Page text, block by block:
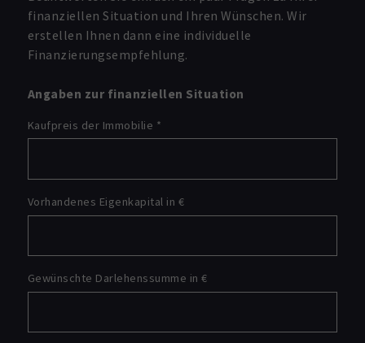
finanziellen Situation und Ihren Wünschen. Wir
erstellen Ihnen dann eine individuelle
Finanzierungsempfehlung.
Angaben zur finanziellen Situation
Kaufpreis der Immobilie *
Vorhandenes Eigenkapital in €
Gewünschte Darlehenssumme in €